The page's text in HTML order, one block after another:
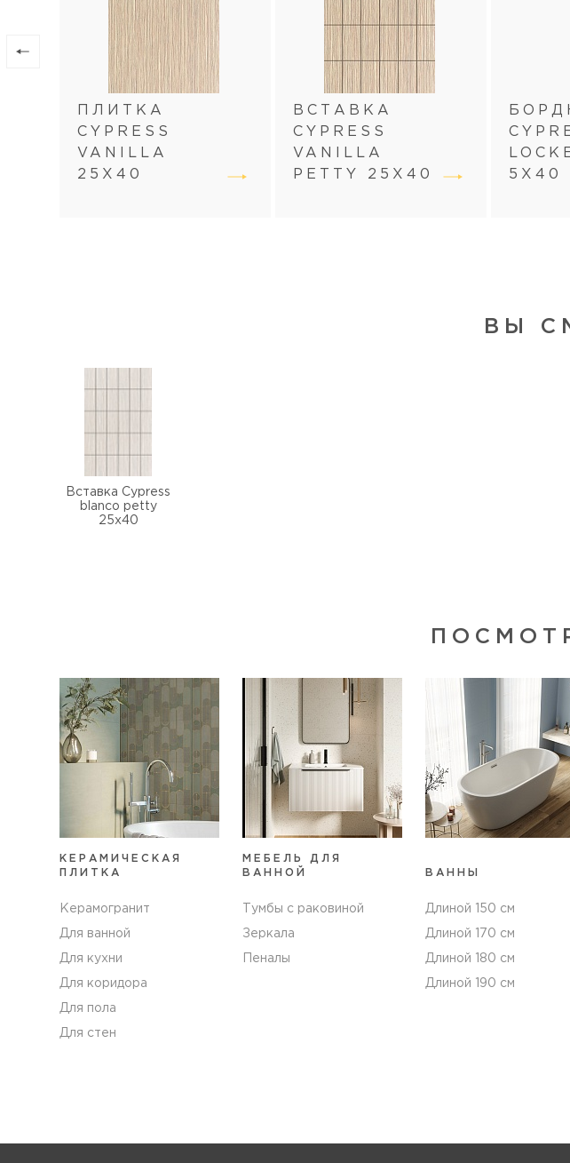
ПЛИТКА
CYPRESS
VANILLA
25Х40
ВСТАВКА
CYPRESS
VANILLA
PETTY 25Х40
5Х40
ВЫ
Вставка Cypress
blanco petty
25х40
КЕРАМИЧЕСКАЯ
ПЛИТКА
Керамогранит
Для ванной
Для кухни
Для коридора
Для пола
Для стен
МЕБЕЛЬ ДЛЯ
ВАННОЙ
Тумбы с раковиной
Зеркала
Пеналы
ВАННЫ
Длиной 150 см
Длиной 170 см
Длиной 180 см
Длиной 190 см